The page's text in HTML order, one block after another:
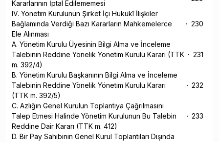
Kararlarının İptal Edilememesi
IV. Yönetim Kurulunun Şirket İçi Hukukî İlişkiler
Bağlamında Verdiği Bazı Kararların Mahkemelerce
Ele Alınması
230
A. Yönetim Kurulu Üyesinin Bilgi Alma ve İnceleme
Talebinin Reddine Yönelik Yönetim Kurulu Kararı (TTK
m. 392/4)
231
B. Yönetim Kurulu Başkanının Bilgi Alma ve İnceleme
Talebinin Reddine Yönelik Yönetim Kurulu Kararı
(TTK m. 392/5)
232
C. Azlığın Genel Kurulun Toplantıya Çağrılmasını
Talep Etmesi Halinde Yönetim Kurulunun Bu Talebin
Reddine Dair Kararı (TTK m. 412)
233
D. Bir Pay Sahibinin Genel Kurul Toplantıları Dışında